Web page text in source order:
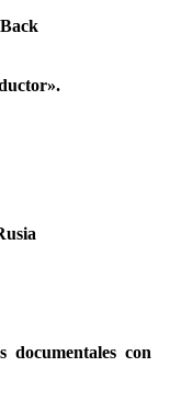
documentales con